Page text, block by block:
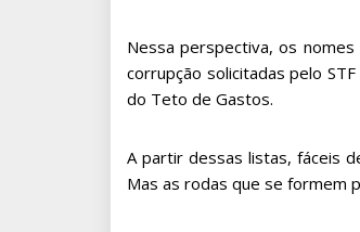
Nessa perspectiva, os
corrupção solicitadas pelo
do Teto de Gastos.
A partir dessas listas, fáceis
Mas as rodas que se formem